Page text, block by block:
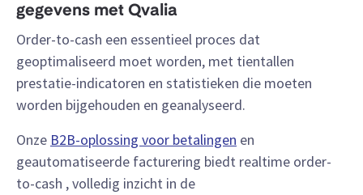
gegevens met Qvalia
Order-to-cash een essentieel proces dat
geoptimaliseerd moet worden, met tientallen
prestatie-indicatoren en statistieken die moeten
worden bijgehouden en geanalyseerd.
Onze B2B-oplossing voor betalingen en
geautomatiseerde facturering biedt realtime order-
to-cash , volledig inzicht in de